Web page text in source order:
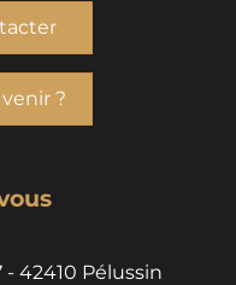
?
- 42410 Pélussin